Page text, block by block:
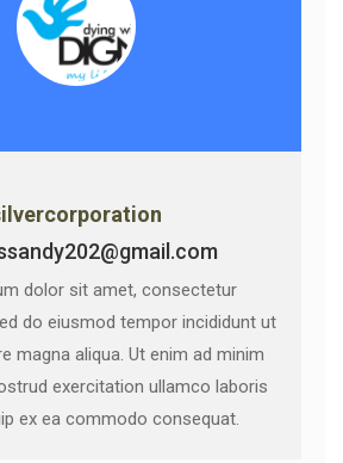
dolor sit amet, consectetur
do eiusmod tempor incididunt ut
magna aliqua. Ut enim ad minim
exercitation ullamco laboris
ex ea commodo consequat.